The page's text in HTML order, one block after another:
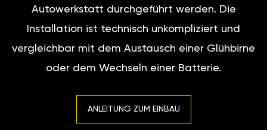
Autowerkstatt durchgeführt werden. Die
Installation ist technisch unkompliziert und
vergleichbar mit dem Austausch einer Glühbirne
oder dem Wechseln einer Batterie.
ANLEITUNG ZUM EINBAU